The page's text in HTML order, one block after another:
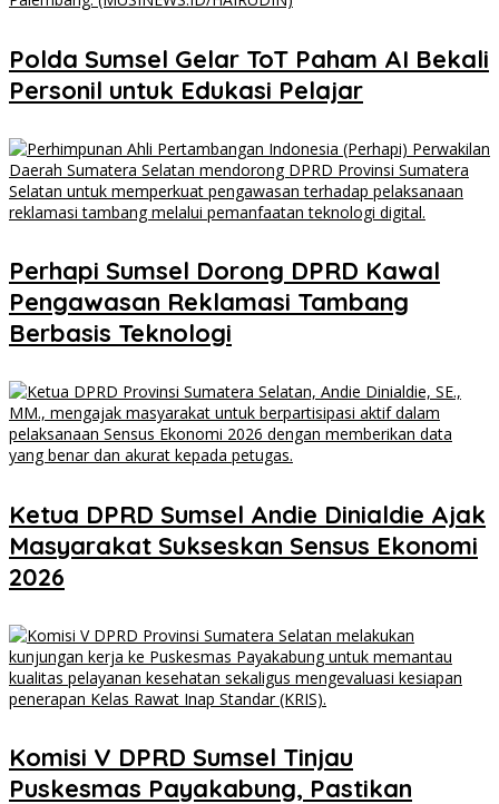
Polda Sumsel Gelar ToT Paham AI Bekali
Personil untuk Edukasi Pelajar
Perhapi Sumsel Dorong DPRD Kawal
Pengawasan Reklamasi Tambang
Berbasis Teknologi
Ketua DPRD Sumsel Andie Dinialdie Ajak
Masyarakat Sukseskan Sensus Ekonomi
2026
Komisi V DPRD Sumsel Tinjau
Puskesmas Payakabung, Pastikan